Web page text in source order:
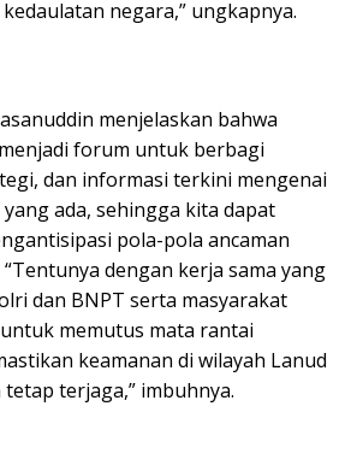
negara,” ungkapnya.
menjelaskan bahwa
forum untuk berbagi
dan informasi terkini mengenai
ada, sehingga kita dapat
pola-pola ancaman
dengan kerja sama yang
dan BNPT serta masyarakat
memutus mata rantai
keamanan di wilayah Lanud
terjaga,” imbuhnya.